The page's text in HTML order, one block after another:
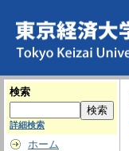
検索
詳細検索
ホーム